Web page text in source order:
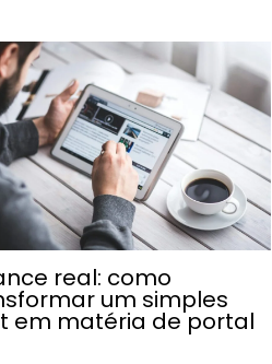
real: como
um simples
em matéria de portal